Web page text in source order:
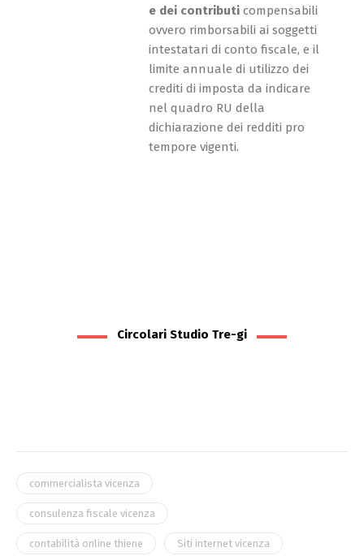
e dei contributi compensabili
ovvero rimborsabili ai soggetti
intestatari di conto fiscale, e il
limite annuale di utilizzo dei
crediti di imposta da indicare
nel quadro RU della
dichiarazione dei redditi pro
tempore vigenti.
Circolari Studio Tre-gi
commercialista vicenza
consulenza fiscale vicenza
contabilità online thiene Siti internet vicenza